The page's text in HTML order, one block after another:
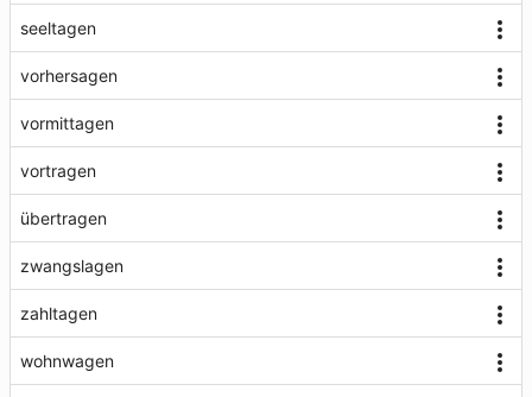
seeltagen
vorhersagen
vormittagen
vortragen
übertragen
zwangslagen
zahltagen
wohnwagen